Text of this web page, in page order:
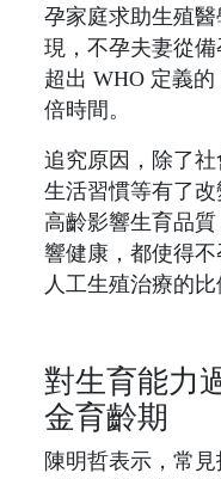
孕家庭求助生殖
現，不孕夫妻從備
超出 WHO 定義
倍時間。
追究原因，除了社
生活習慣等有了改
高齡影響生育品
響健康，都使得
人工生殖治療的比
對生育能力
金育齡期
陳明哲表示，常